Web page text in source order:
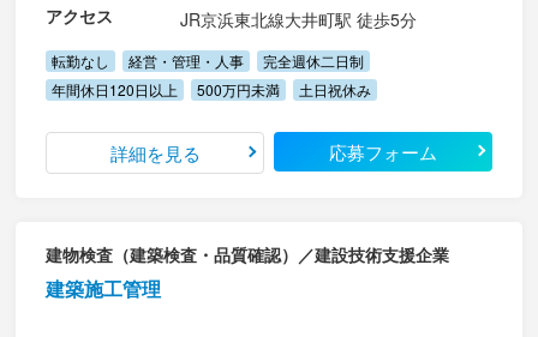
アクセス JR京浜東北線大井町駅 徒歩5分
転勤なし 経営・管理・人事
完全週休二日制
年間休日120日以上
500万円未満 土日祝休み
詳細を見る 応募フォーム
建物検査（建築検査・品質確認）／建設技術支援企業
建築施工管理